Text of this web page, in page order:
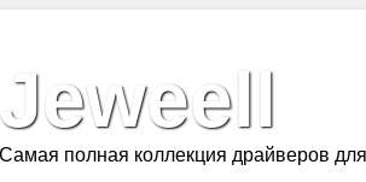
Jeweell
Самая полная коллекция драйверов